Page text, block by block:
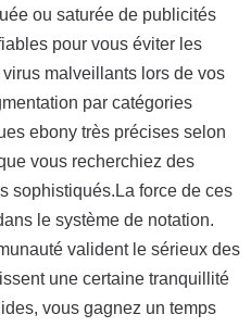
ou saturée de publicités
pour vous éviter les
malveillants lors de vos
par catégories
ebony très précises selon
vous recherchiez des
sophistiqués.La force de ces
le système de notation.
valident le sérieux des
une certaine tranquillité
vous gagnez un temps